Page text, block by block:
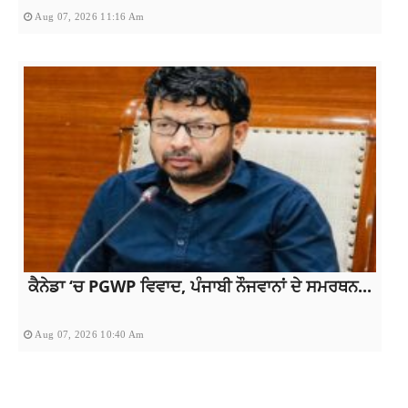
Aug 07, 2026 11:16 Am
ਕੈਨੇਡਾ ‘ਚ PGWP ਵਿਵਾਦ, ਪੰਜਾਬੀ ਨੌਜਵਾਨਾਂ ਦੇ ਸਮਰਥਨ...
Aug 07, 2026 10:40 Am